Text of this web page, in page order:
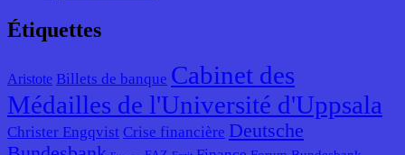
Étiquettes
Aristote Billets de banque Cabinet des
Médailles de l'Université d'Uppsala
Christer Engqvist Crise financière Deutsche